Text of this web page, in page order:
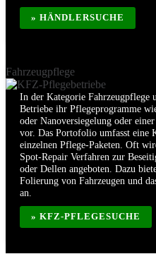
» HÄNDLERSUCHE
Fahrzeugpflege
In der Kategorie Fahrzeugpflege
Betriebe ihr Pflegeprogramme
oder Nanoversiegelung oder
vor. Das Portofolio umfasst eine
einzelnen Pflege-Paketen. Oft
Spot-Repair Verfahren zur
oder Dellen angeboten. Dazu
Folierung von Fahrzeugen und
an.
» KFZ-PFLEGESUCHE